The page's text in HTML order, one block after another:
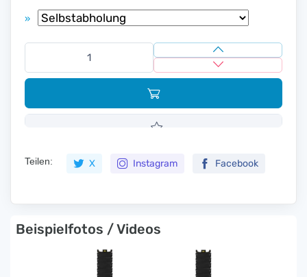
»
Teilen: X Instagram Facebook
Beispielfotos / Videos